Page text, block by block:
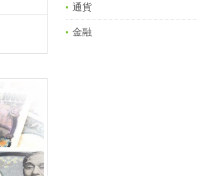
通貨
金融